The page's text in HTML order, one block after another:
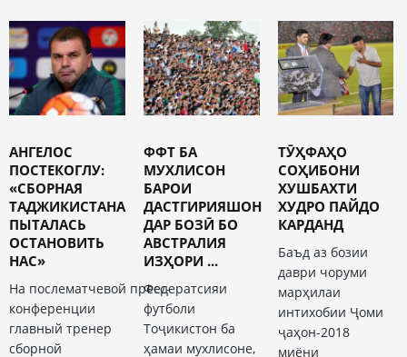
АНГЕЛОС
ПОСТЕКОГЛУ:
«СБОРНАЯ
ТАДЖИКИСТАНА
ПЫТАЛАСЬ
ОСТАНОВИТЬ
НАС»
На послематчевой пресс-
конференции
главный тренер
сборной
ФФТ БА
МУХЛИСОН
БАРОИ
ДАСТГИРИЯШОН
ДАР БОЗӢ БО
АВСТРАЛИЯ
ИЗҲОРИ ...
Федератсияи
футболи
Тоҷикистон ба
ҳамаи мухлисоне,
ТӮҲФАҲО
СОҲИБОНИ
ХУШБАХТИ
ХУДРО ПАЙДО
КАРДАНД
Баъд аз бозии
даври чоруми
марҳилаи
интихобии Ҷоми
ҷаҳон-2018
миёни